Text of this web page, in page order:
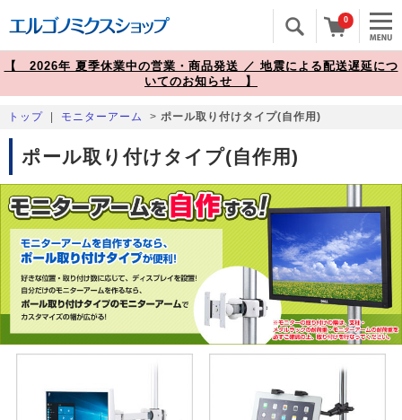
0
【 2026年 夏季休業中の営業・商品発送 ／ 地震による配送遅延につ
いてのお知らせ 】
トップ モニターアーム > ポール取り付けタイプ(自作用)
ポール取り付けタイプ(自作用)